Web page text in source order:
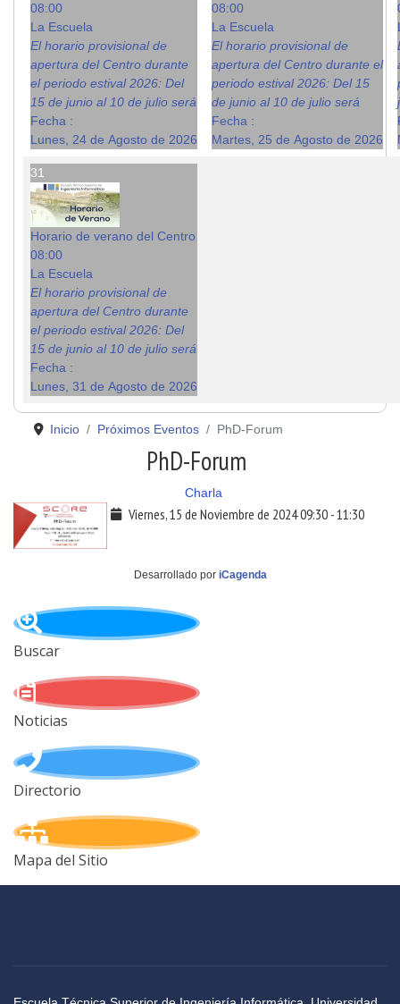
08:00
La Escuela
El horario provisional de
apertura del Centro durante
el periodo estival 2026: Del
15 de junio al 10 de julio será
Fecha :
Lunes, 24 de Agosto de 2026
08:00
La Escuela
El horario provisional de
apertura del Centro durante el
periodo estival 2026: Del 15
de junio al 10 de julio será
Fecha :
Martes, 25 de Agosto de 2026
31
Horario de verano del Centro
08:00
La Escuela
El horario provisional de
apertura del Centro durante
el periodo estival 2026: Del
15 de junio al 10 de julio será
Fecha :
Lunes, 31 de Agosto de 2026
Inicio Próximos Eventos PhD-Forum
PhD-Forum
Charla
Viernes, 15 de Noviembre de 202409:30-11:30
Desarrollado por iCagenda
Buscar
Noticias
Directorio
Mapa del Sitio